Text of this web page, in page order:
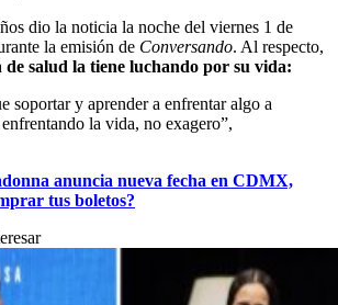
dio la noticia la noche del viernes 1 de
la emisión de Conversando. Al respecto,
de salud la tiene luchando por su vida:
soportar y aprender a enfrentar algo a
la vida, no exagero”,
anuncia nueva fecha en CDMX,
tus boletos?